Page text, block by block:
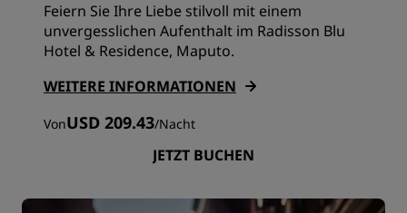
Feiern Sie Ihre Liebe stilvoll mit einem
unvergesslichen Aufenthalt im Radisson Blu
Hotel & Residence, Maputo.
WEITERE INFORMATIONEN
VonUSD 209.43/Nacht
JETZT BUCHEN